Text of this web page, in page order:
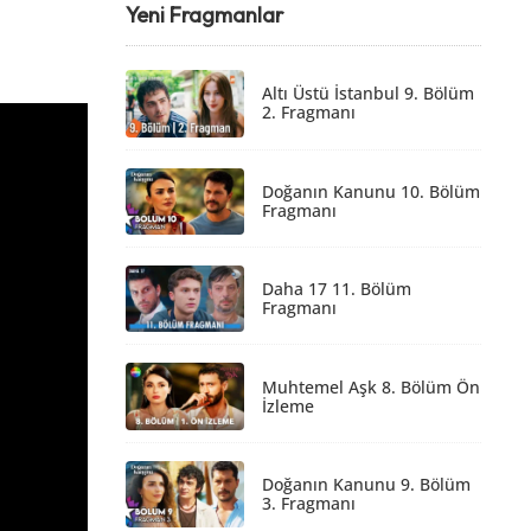
Yeni Fragmanlar
Altı Üstü İstanbul 9. Bölüm
2. Fragmanı
Doğanın Kanunu 10. Bölüm
Fragmanı
Daha 17 11. Bölüm
Fragmanı
Muhtemel Aşk 8. Bölüm Ön
İzleme
Doğanın Kanunu 9. Bölüm
3. Fragmanı